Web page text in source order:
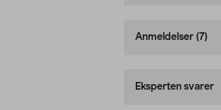
Anmeldelser (7)
Eksperten svarer